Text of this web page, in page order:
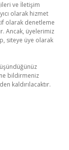
ve İletişim
olarak hizmet
olarak denetleme
Ancak, üyelerimiz
siteye üye olarak
bildirmeniz
kaldırılacaktır.